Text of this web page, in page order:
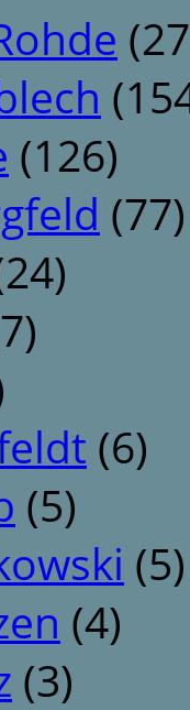
(126)
(77)
(6)
(5)
(5)
(4)
(3)